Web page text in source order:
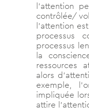
l’attention
contrôlée/
l’attention
processus
processus
la
ressources
alors
exemple,
impliquée
attire